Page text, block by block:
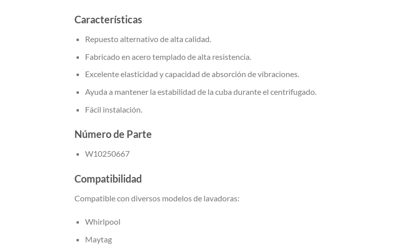
Características
Repuesto alternativo de alta calidad.
Fabricado en acero templado de alta resistencia.
Excelente elasticidad y capacidad de absorción de vibraciones.
Ayuda a mantener la estabilidad de la cuba durante el centrifugado.
Fácil instalación.
Número de Parte
W10250667
Compatibilidad
Compatible con diversos modelos de lavadoras:
Whirlpool
Maytag